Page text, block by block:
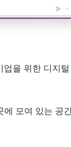
을 위한 디지털
에 모여 있는 공